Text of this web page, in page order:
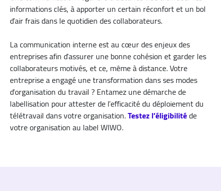
informations clés, à apporter un certain réconfort et un bol
d’air frais dans le quotidien des collaborateurs.
La communication interne est au cœur des enjeux des
entreprises afin d’assurer une bonne cohésion et garder les
collaborateurs motivés, et ce, même à distance. Votre
entreprise a engagé une transformation dans ses modes
d’organisation du travail ? Entamez une démarche de
labellisation pour attester de l’efficacité du déploiement du
télétravail dans votre organisation.Testez l’éligibilitéde
votre organisation au label WIWO.